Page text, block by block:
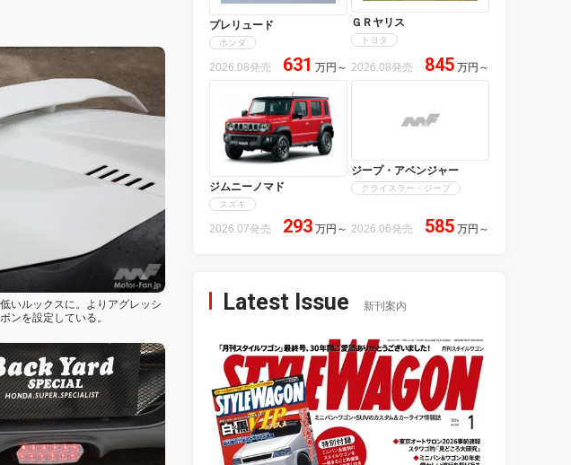
いルックスに。よりアグレッシ
ンを設定している。
プレリュード
ホンダ
2026.08発売 631 万円 ～
ＧＲヤリス
トヨタ
2026.08発売 845 万円 ～
ジムニーノマド
スズキ
2026.07発売 293 万円 ～
ジープ・アベンジャー
クライスラー・ジープ
2026.06発売 585 万円 ～
Latest Issue 新刊案内